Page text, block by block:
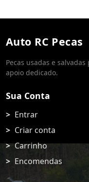
Auto RC Pecas
Pecas usadas e
apoio dedicado.
Sua Conta
Entrar
Criar conta
Carrinho
Encomendas